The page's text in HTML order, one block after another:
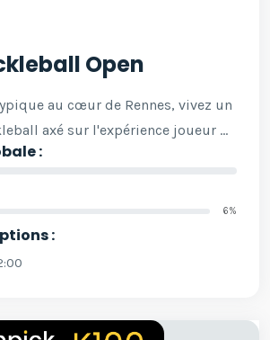
Open
au cœur de Rennes, vivez un
axé sur l'expérience joueur ...
:
6%
: